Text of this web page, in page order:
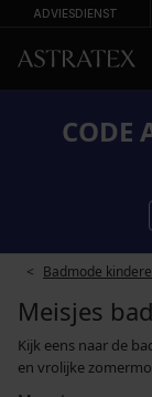
ADVIESDIENST
CODE
Badmode
Meisjes
Kijk eens naar de
en vrolijke